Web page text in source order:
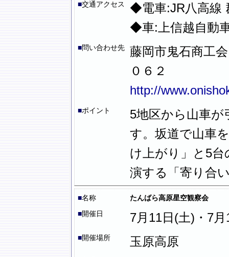
■交通アクセス
◆電車:JR八高線
◆車:上信越自動
■問い合わせ先
藤岡市鬼石商工
０６２
http://
■ポイント
5地区から山車
す。坂道で山車
け上がり」と5
演する「寄り合
■名称
たんばら高原星空観察会
■開催日 7月11日(土)・7
■開催場所 玉原高原